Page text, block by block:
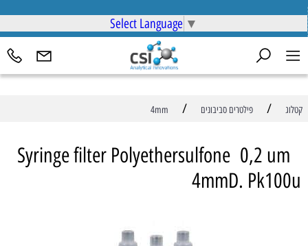
Select Language ▼
קטלוג / פילטרים סביבונים /
4mm
Syringe filter Polyethersulfone 0,2 um
4mmD. Pk100u